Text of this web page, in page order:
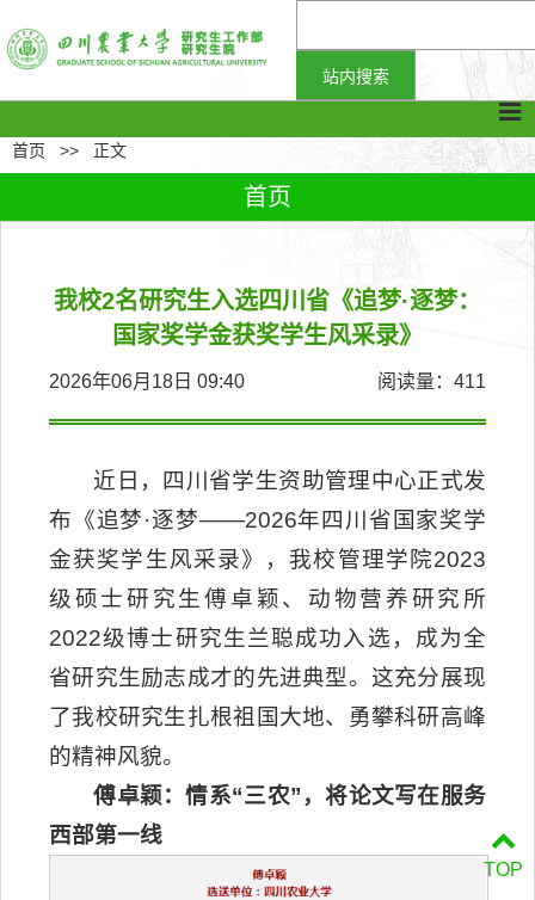
首页 >> 正文
首页
我校2名研究生入选四川省《追梦·逐梦：
国家奖学金获奖学生风采录》
2026年06月18日 09:40 阅读量： 411
近日，四川省学生资助管理中心正式发
布《追梦·逐梦——2026年四川省国家奖学
金获奖学生风采录》，我校管理学院2023
级硕士研究生傅卓颖、动物营养研究所
2022级博士研究生兰聪成功入选，成为全
省研究生励志成才的先进典型。这充分展现
了我校研究生扎根祖国大地、勇攀科研高峰
的精神风貌。
傅卓颖：情系“三农”，将论文写在服务
西部第一线
TOP